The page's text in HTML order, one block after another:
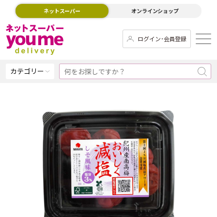
ネットスーパー オンラインショップ
ログイン･会員登録
カテゴリー